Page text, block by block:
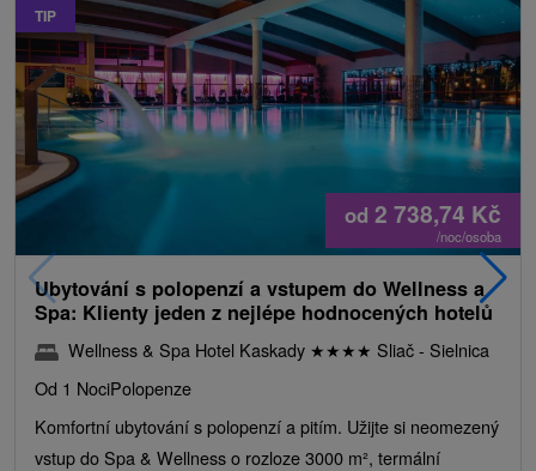
TIP
od 2 738,74 Kč
/noc/osoba
Ubytování s polopenzí a vstupem do Wellness a
Spa: Klienty jeden z nejlépe hodnocených hotelů
Wellness & Spa Hotel Kaskady ★★★★ Sliač - Sielnica
Od 1 NociPolopenze
Komfortní ubytování s polopenzí a pitím. Užijte si neomezený
vstup do Spa & Wellness o rozloze 3000 m², termální